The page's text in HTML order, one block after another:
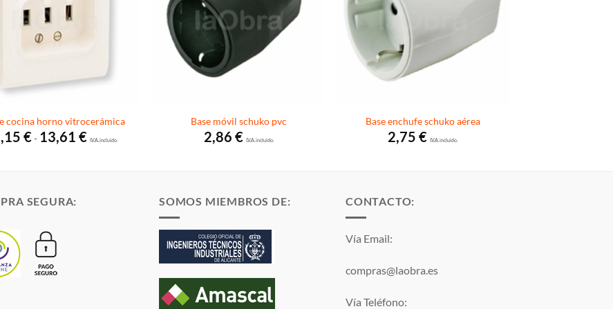
cocina horno vitrocerámica
€- 13,61 €Rango
de
I.V.A. incluido.
Base móvil schuko pvc
2,86€ I.V.A. incluido.
Base enchufe schuko aérea
2,75€ I.V.A. incluido.
SEGURA: SOMOS MIEMBROS DE: CONTACTO:
Vía Email:
compras@laobra.es
Vía Teléfono: